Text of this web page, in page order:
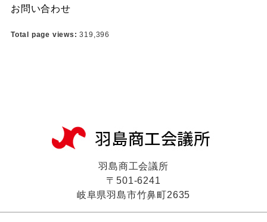
お問い合わせ
Total page views:319,396
羽島商工会議所
〒501-6241
岐阜県羽島市竹鼻町2635